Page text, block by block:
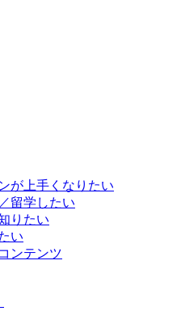
が上手くなりたい
留学したい
りたい
い
ンテンツ